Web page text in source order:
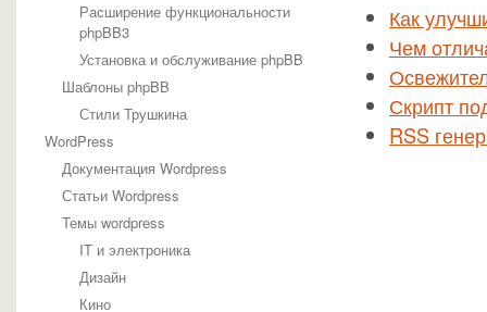
Расширение функциональности
phpBB3
Установка и обслуживание phpBB
Шаблоны phpBB
Стили Трушкина
WordPress
Документация Wordpress
Статьи Wordpress
Темы wordpress
IT и электроника
Дизайн
Кино
Как
Чем
Скрипт
RSS